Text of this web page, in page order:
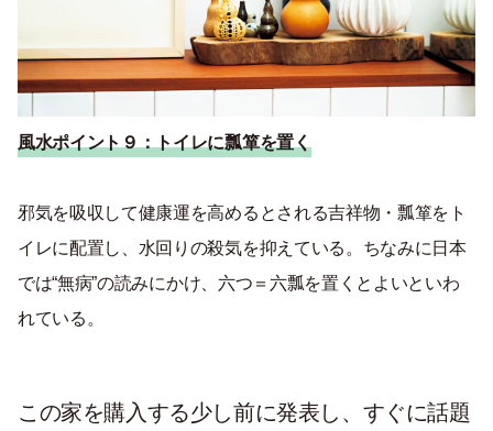
風水ポイント９：トイレに瓢箪を置く
邪気を吸収して健康運を高めるとされる吉祥物・瓢箪をト
イレに配置し、水回りの殺気を抑えている。ちなみに日本
では“無病”の読みにかけ、六つ＝六瓢を置くとよいといわ
れている。
この家を購入する少し前に発表し、すぐに話題